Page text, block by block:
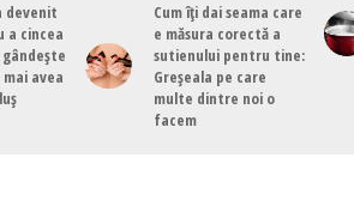
devenit
a cincea
gândește
avea
Cum îți dai seama care
e măsura corectă a
sutienului pentru tine:
Greșeala pe care
multe dintre noi o
facem